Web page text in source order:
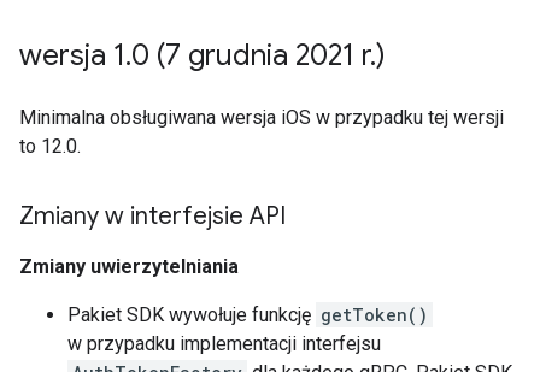
wersja 1.0 (7 grudnia 2021 r.)
Minimalna obsługiwana wersja iOS w przypadku tej wersji
to 12.0.
Zmiany w interfejsie API
Zmiany uwierzytelniania
Pakiet SDK wywołuje funkcję getToken()
w przypadku implementacji interfejsu